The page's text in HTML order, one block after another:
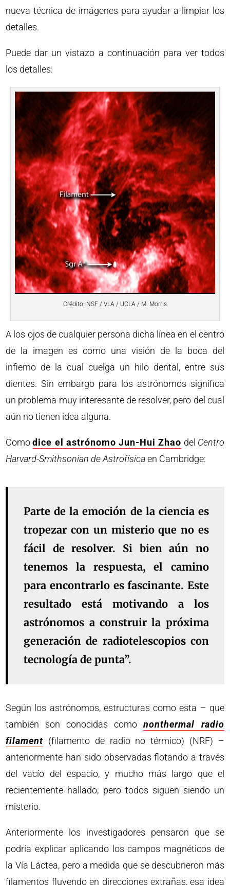
nueva técnica de imágenes para ayudar a limpiar los
detalles.
Puede dar un vistazo a continuación para ver todos
los detalles:
Crédito: NSF / VLA / UCLA / M. Morris
A los ojos de cualquier persona dicha línea en el centro
de la imagen es como una visión de la boca del
infierno de la cual cuelga un hilo dental, entre sus
dientes. Sin embargo para los astrónomos significa
un problema muy interesante de resolver, pero del cual
aún no tienen idea alguna.
Comodice el astrónomo Jun-Hui Zhao del Centro
Harvard-Smithsonian de Astrofísicaen Cambridge:
Parte de la emoción de la ciencia es
tropezar con un misterio que no es
fácil de resolver. Si bien aún no
tenemos la respuesta, el camino
para encontrarlo es fascinante. Este
resultado está motivando a los
astrónomos a construir la próxima
generación de radiotelescopios con
tecnología de punta”.
Según los astrónomos, estructuras como esta – que
también son conocidas como nonthermal radio
filament (filamento de radio no térmico) (NRF) –
anteriormente han sido observadas flotando a través
del vacío del espacio, y mucho más largo que el
recientemente hallado; pero todos siguen siendo un
misterio.
Anteriormente los investigadores pensaron que se
podría explicar aplicando los campos magnéticos de
la Vía Láctea, pero a medida que se descubrieron más
filamentos fluyendo en direcciones extrañas, esa idea